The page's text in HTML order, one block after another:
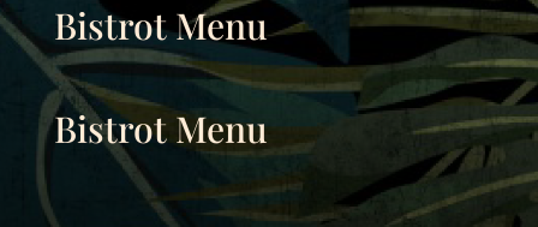
Bistrot Menu
Bistrot Menu